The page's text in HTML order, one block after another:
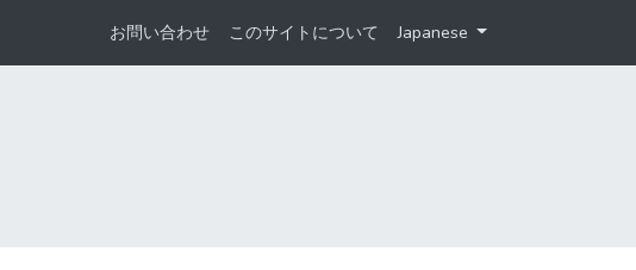
お問い合わせ このサイトについて Japanese